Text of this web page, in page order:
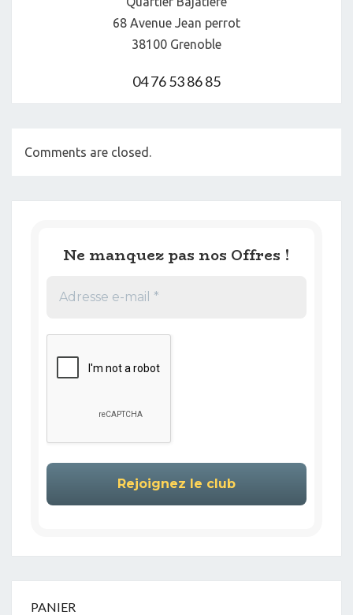
68 Avenue Jean perrot
38100 Grenoble
04 76 53 86 85
Comments are closed.
Ne manquez pas nos Offres !
PANIER